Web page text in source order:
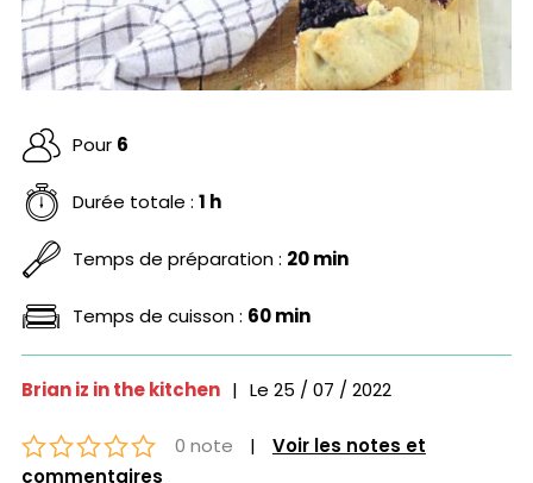
Pour 6
Durée totale : 1 h
Temps de préparation : 20 min
Temps de cuisson : 60 min
Brian iz in the kitchen | Le 25 / 07 / 2022
0 note |
Voir les notes et
commentaires